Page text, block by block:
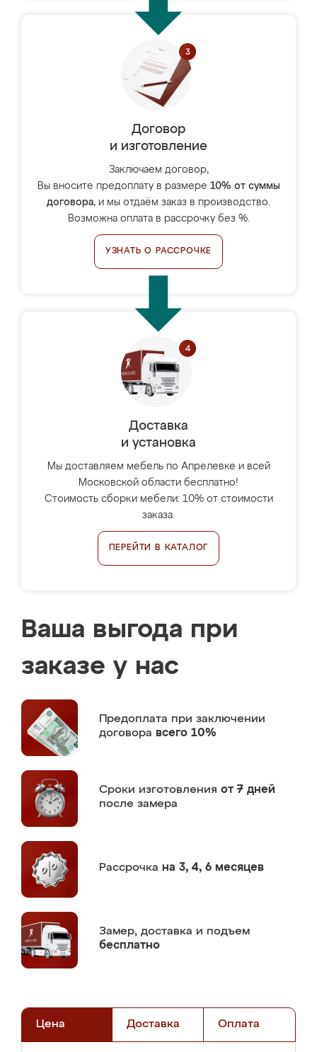
Договор
и изготовление
Заключаем договор,
Вы вносите предоплату в размере 10% от суммы
договора, и мы отдаём заказ в производство.
Возможна оплата в рассрочку без %.
УЗНАТЬ О РАССРОЧКЕ
Доставка
и установка
Мы доставляем мебель по Апрелевке и всей
Московской области бесплатно!
Стоимость сборки мебели: 10% от стоимости
заказа.
ПЕРЕЙТИ В КАТАЛОГ
Ваша выгода при
заказе у нас
Предоплата при заключении
договора всего 10%
Сроки изготовления от 7 дней
после замера
Рассрочка на 3, 4, 6 месяцев
Замер, доставка и подъем
бесплатно
Цена Доставка Оплата